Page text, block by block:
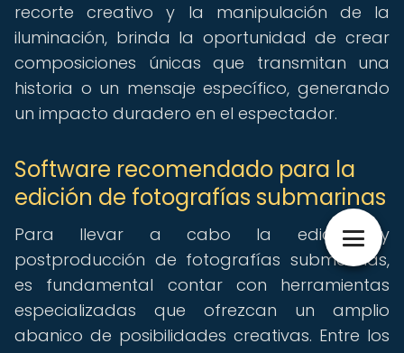
recorte creativo y la manipulación de la
iluminación, brinda la oportunidad de crear
composiciones únicas que transmitan una
historia o un mensaje específico, generando
un impacto duradero en el espectador.
Software recomendado para la
edición de fotografías submarinas
Para llevar a cabo la edición y
postproducción de fotografías submarinas,
es fundamental contar con herramientas
especializadas que ofrezcan un amplio
abanico de posibilidades creativas. Entre los